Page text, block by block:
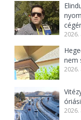
2026.
nem
2026.
2026.